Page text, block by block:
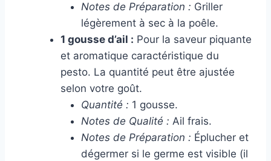
Notes de Préparation : Griller
légèrement à sec à la poêle.
1 gousse d’ail : Pour la saveur piquante
et aromatique caractéristique du
pesto. La quantité peut être ajustée
selon votre goût.
Quantité : 1 gousse.
Notes de Qualité : Ail frais.
Notes de Préparation : Éplucher et
dégermer si le germe est visible (il